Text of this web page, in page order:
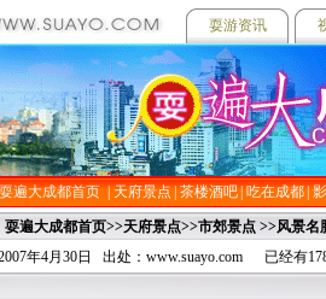
耍游资讯
耍遍大成都首页 | 天府景点 | 茶楼酒吧 | 吃在成都 |
耍遍大成都首页>>天府景点>>市郊景点 >>风景名
年4月30日 出处：www.suayo.com 已经有